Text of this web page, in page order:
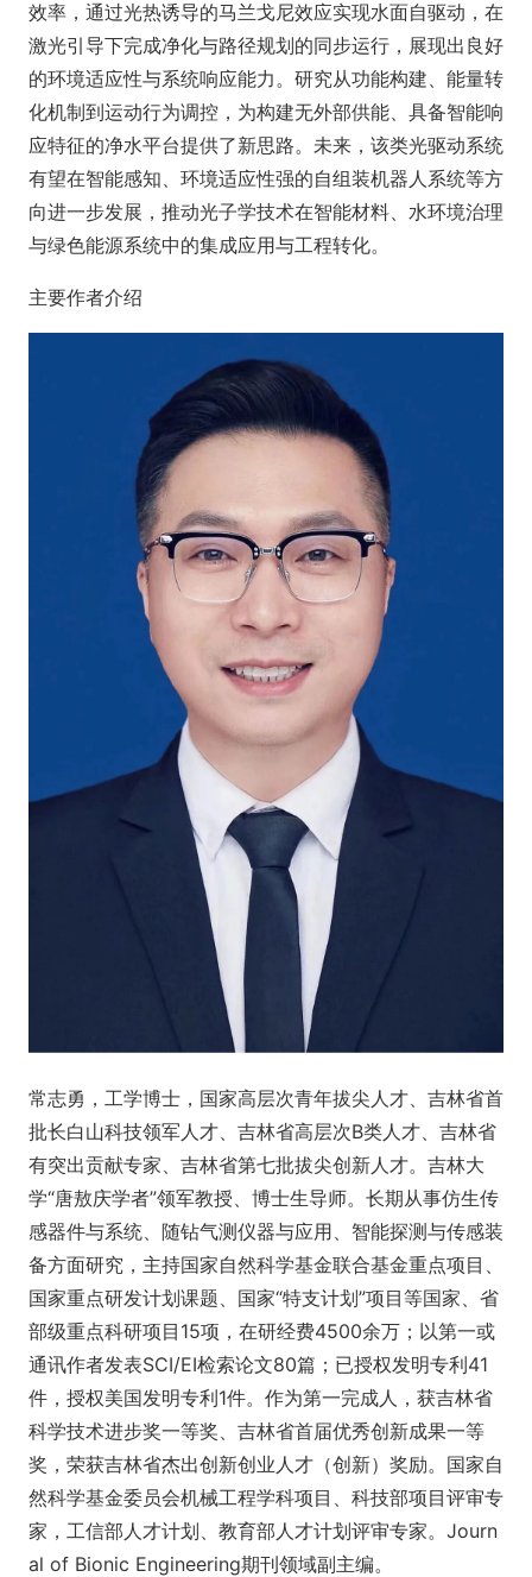
效率，通过光热诱导的马兰戈尼效应实现水面自驱动，在
激光引导下完成净化与路径规划的同步运行，展现出良好
的环境适应性与系统响应能力。研究从功能构建、能量转
化机制到运动行为调控，为构建无外部供能、具备智能响
应特征的净水平台提供了新思路。未来，该类光驱动系统
有望在智能感知、环境适应性强的自组装机器人系统等方
向进一步发展，推动光子学技术在智能材料、水环境治理
与绿色能源系统中的集成应用与工程转化。
主要作者介绍
常志勇，工学博士，国家高层次青年拔尖人才、吉林省首
批长白山科技领军人才、吉林省高层次B类人才、吉林省
有突出贡献专家、吉林省第七批拔尖创新人才。吉林大
学“唐敖庆学者”领军教授、博士生导师。长期从事仿生传
感器件与系统、随钻气测仪器与应用、智能探测与传感装
备方面研究，主持国家自然科学基金联合基金重点项目、
国家重点研发计划课题、国家“特支计划”项目等国家、省
部级重点科研项目15项，在研经费4500余万；以第一或
通讯作者发表SCI/EI检索论文80篇；已授权发明专利41
件，授权美国发明专利1件。作为第一完成人，获吉林省
科学技术进步奖一等奖、吉林省首届优秀创新成果一等
奖，荣获吉林省杰出创新创业人才（创新）奖励。国家自
然科学基金委员会机械工程学科项目、科技部项目评审专
家，工信部人才计划、教育部人才计划评审专家。Journ
al of Bionic Engineering期刊领域副主编。